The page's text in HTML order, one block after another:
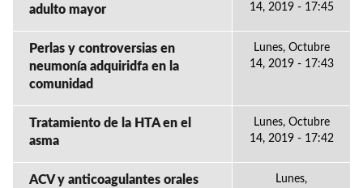
adulto mayor
14, 2019 - 17:45
Perlas y controversias en
neumonía adquiridfa en la
comunidad
Lunes, Octubre
14, 2019 - 17:43
Tratamiento de la HTA en el
asma
Lunes, Octubre
14, 2019 - 17:42
ACV y anticoagulantes orales
Lunes,